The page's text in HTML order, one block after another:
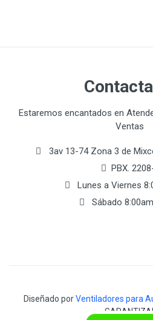
Estaremos encantados en
Ventas
3av 13-74 Zona 3 de
PBX.
Lunes a Viernes
Sábado
Diseñado porVentiladores para